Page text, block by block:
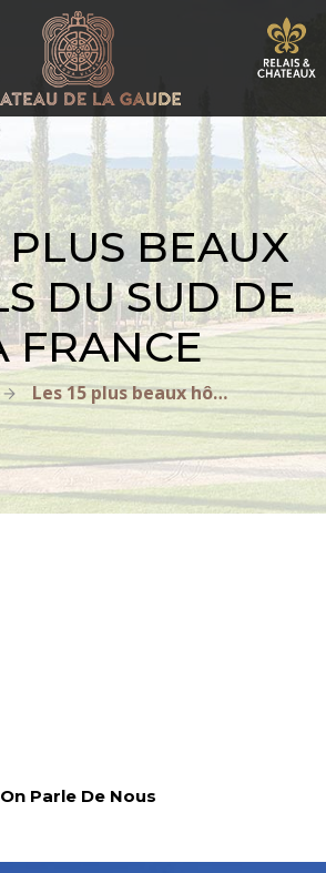
PLUS BEAUX
DU SUD DE
FRANCE
Les 15 plus beaux hôtels du sud de la France
On Parle De Nous